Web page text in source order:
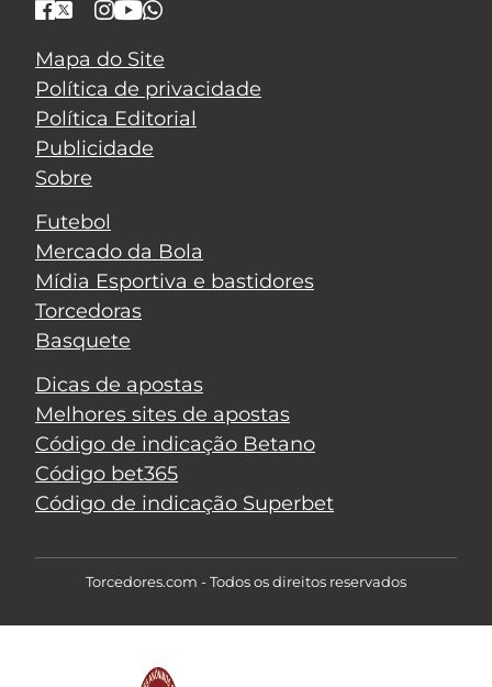
Mapa do Site
Política de privacidade
Política Editorial
Publicidade
Sobre
Futebol
Mercado da Bola
Mídia Esportiva e bastidores
Torcedoras
Basquete
Dicas de apostas
Melhores sites de apostas
Código de indicação Betano
Código bet365
Código de indicação Superbet
Torcedores.com - Todos os direitos reservados